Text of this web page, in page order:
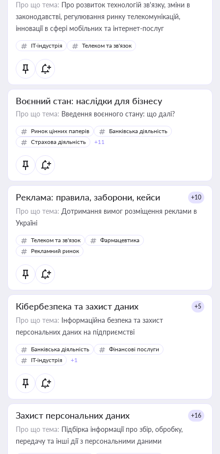
Про що тема: Про розвиток технологій зв'язку, зміни в
законодавстві, регулювання ринку телекомунікацій,
інновації в сфері мобільних та інтернет-послуг
IT-індустрія Телеком та зв'язок
Воєнний стан: наслідки для бізнесу
Про що тема: Введення воєнного стану: що далі?
Ринок цінних паперів
Банківська діяльність
Страхова діяльність
+11
Реклама: правила, заборони, кейси +10
Про що тема: Дотримання вимог розміщення реклами в
Україні
Телеком та зв'язок
Фармацевтика
Рекламний ринок
Кібербезпека та захист даних +5
Про що тема: Інформаційна безпека та захист
персональних даних на підприємстві
Банківська діяльність
Фінансові послуги
IT-індустрія
+1
Захист персональних даних +16
Про що тема: Підбірка інформації про збір, обробку,
передачу та інші дії з персональними даними